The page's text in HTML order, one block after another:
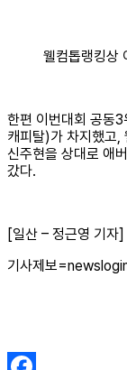
웰컴톱랭킹상
한편 이번대회 공동
캐피탈)가 차지했고
신주현을 상대로 애
갔다.
[일산 – 정근영 기자]
기사제보